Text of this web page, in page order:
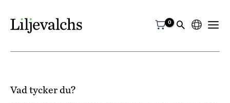
Välj
ett
Vad tycker du?